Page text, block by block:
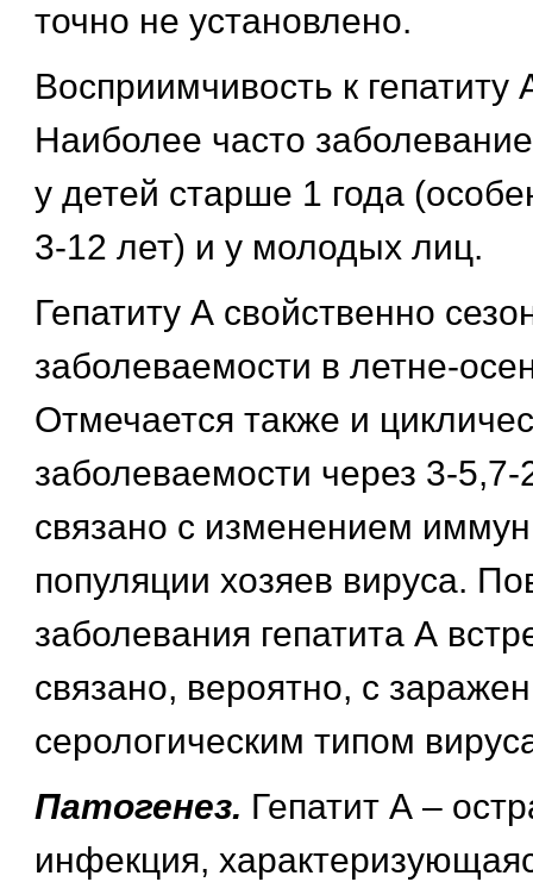
точно не установлено.
Восприимчивость к
Наиболее часто
у детей старше 1 года
3-12 лет) и у молодых лиц.
Гепатиту А свойственно
заболеваемости в летне-
Отмечается также и
заболеваемости через 3-5,7-
связано с изменением
популяции хозяев вируса.
заболевания гепатита А
связано, вероятно, с
серологическим типом
Патогенез. Гепатит А –
инфекция,